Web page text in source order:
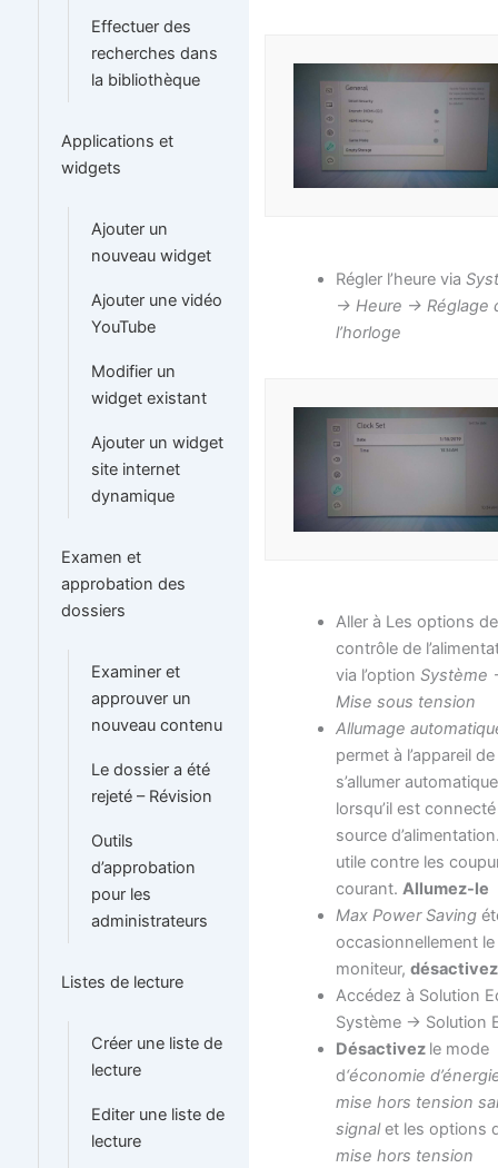
Effectuer des
recherches dans
la bibliothèque
Applications et
widgets
Ajouter un
nouveau widget
Ajouter une vidéo
YouTube
Modifier un
widget existant
Ajouter un widget
site internet
dynamique
Examen et
approbation des
dossiers
Examiner et
approuver un
nouveau contenu
Le dossier a été
rejeté – Révision
Outils
d’approbation
pour les
administrateurs
Listes de lecture
Créer une liste de
lecture
Editer une liste de
lecture
Régler l’heure via
-> Heure -> Réglage
l’horloge
Aller à Les options de
contrôle de
via l’optionSystème
Mise sous tension
Allumage
permet à l’appareil de
s’allumer
lorsqu’il est
source
utile contre les
courant.Allumez-le
Max Power Saving
occasionnellement le
moniteur,
Accédez à Solution
Système -> Solution
Désactivez le mode
d‘économie
mise hors tension
signalet les options
mise hors tension